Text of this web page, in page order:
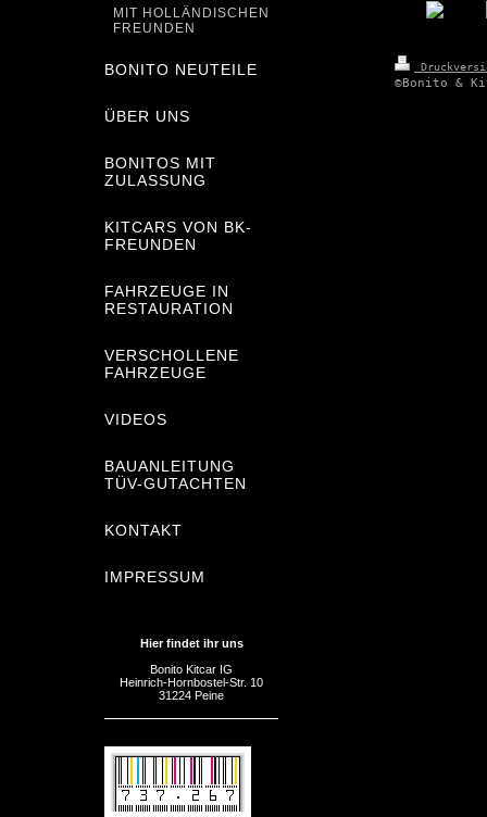
©Bonito &
MIT HOLLÄNDISCHEN
FREUNDEN
BONITO NEUTEILE
ÜBER UNS
BONITOS MIT
ZULASSUNG
KITCARS VON BK-
FREUNDEN
FAHRZEUGE IN
RESTAURATION
VERSCHOLLENE
FAHRZEUGE
VIDEOS
BAUANLEITUNG
TÜV-GUTACHTEN
KONTAKT
IMPRESSUM
Hier findet ihr uns
Bonito Kitcar IG
Heinrich-Hornbostel-Str. 10
31224 Peine